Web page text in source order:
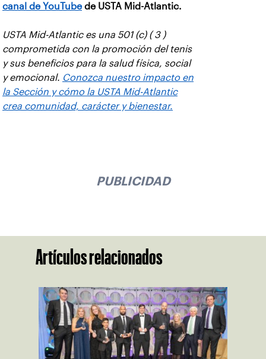
canal de YouTube de USTA Mid-Atlantic.
USTA Mid-Atlantic es una 501 (c) ( 3 )
comprometida con la promoción del tenis
y sus beneficios para la salud física, social
y emocional. Conozca nuestro impacto en
la Sección y cómo la USTA Mid-Atlantic
crea comunidad, carácter y bienestar.
PUBLICIDAD
Artículos relacionados